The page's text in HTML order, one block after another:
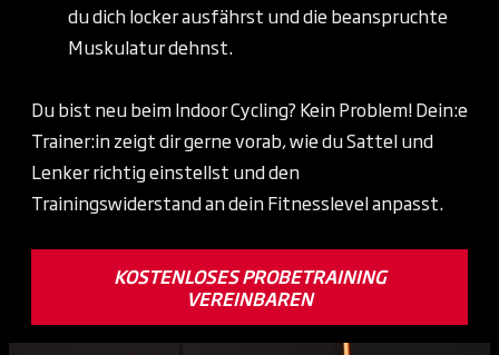
du dich locker ausfährst und die beanspruchte
Muskulatur dehnst.
Du bist neu beim Indoor Cycling? Kein Problem! Dein:e
Trainer:in zeigt dir gerne vorab, wie du Sattel und
Lenker richtig einstellst und den
Trainingswiderstand an dein Fitnesslevel anpasst.
KOSTENLOSES PROBETRAINING
VEREINBAREN